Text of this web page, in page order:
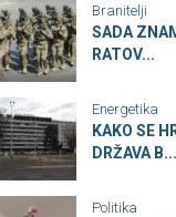
Branitelji
SADA
RATOV...
Energetika
KAKO SE
DRŽAVA B...
Politika